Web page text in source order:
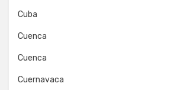
Cuba
Cuenca
Cuenca
Cuernavaca